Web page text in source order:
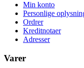
Min konto
Personlige
Ordrer
Kreditnotaer
Adresser
Varer